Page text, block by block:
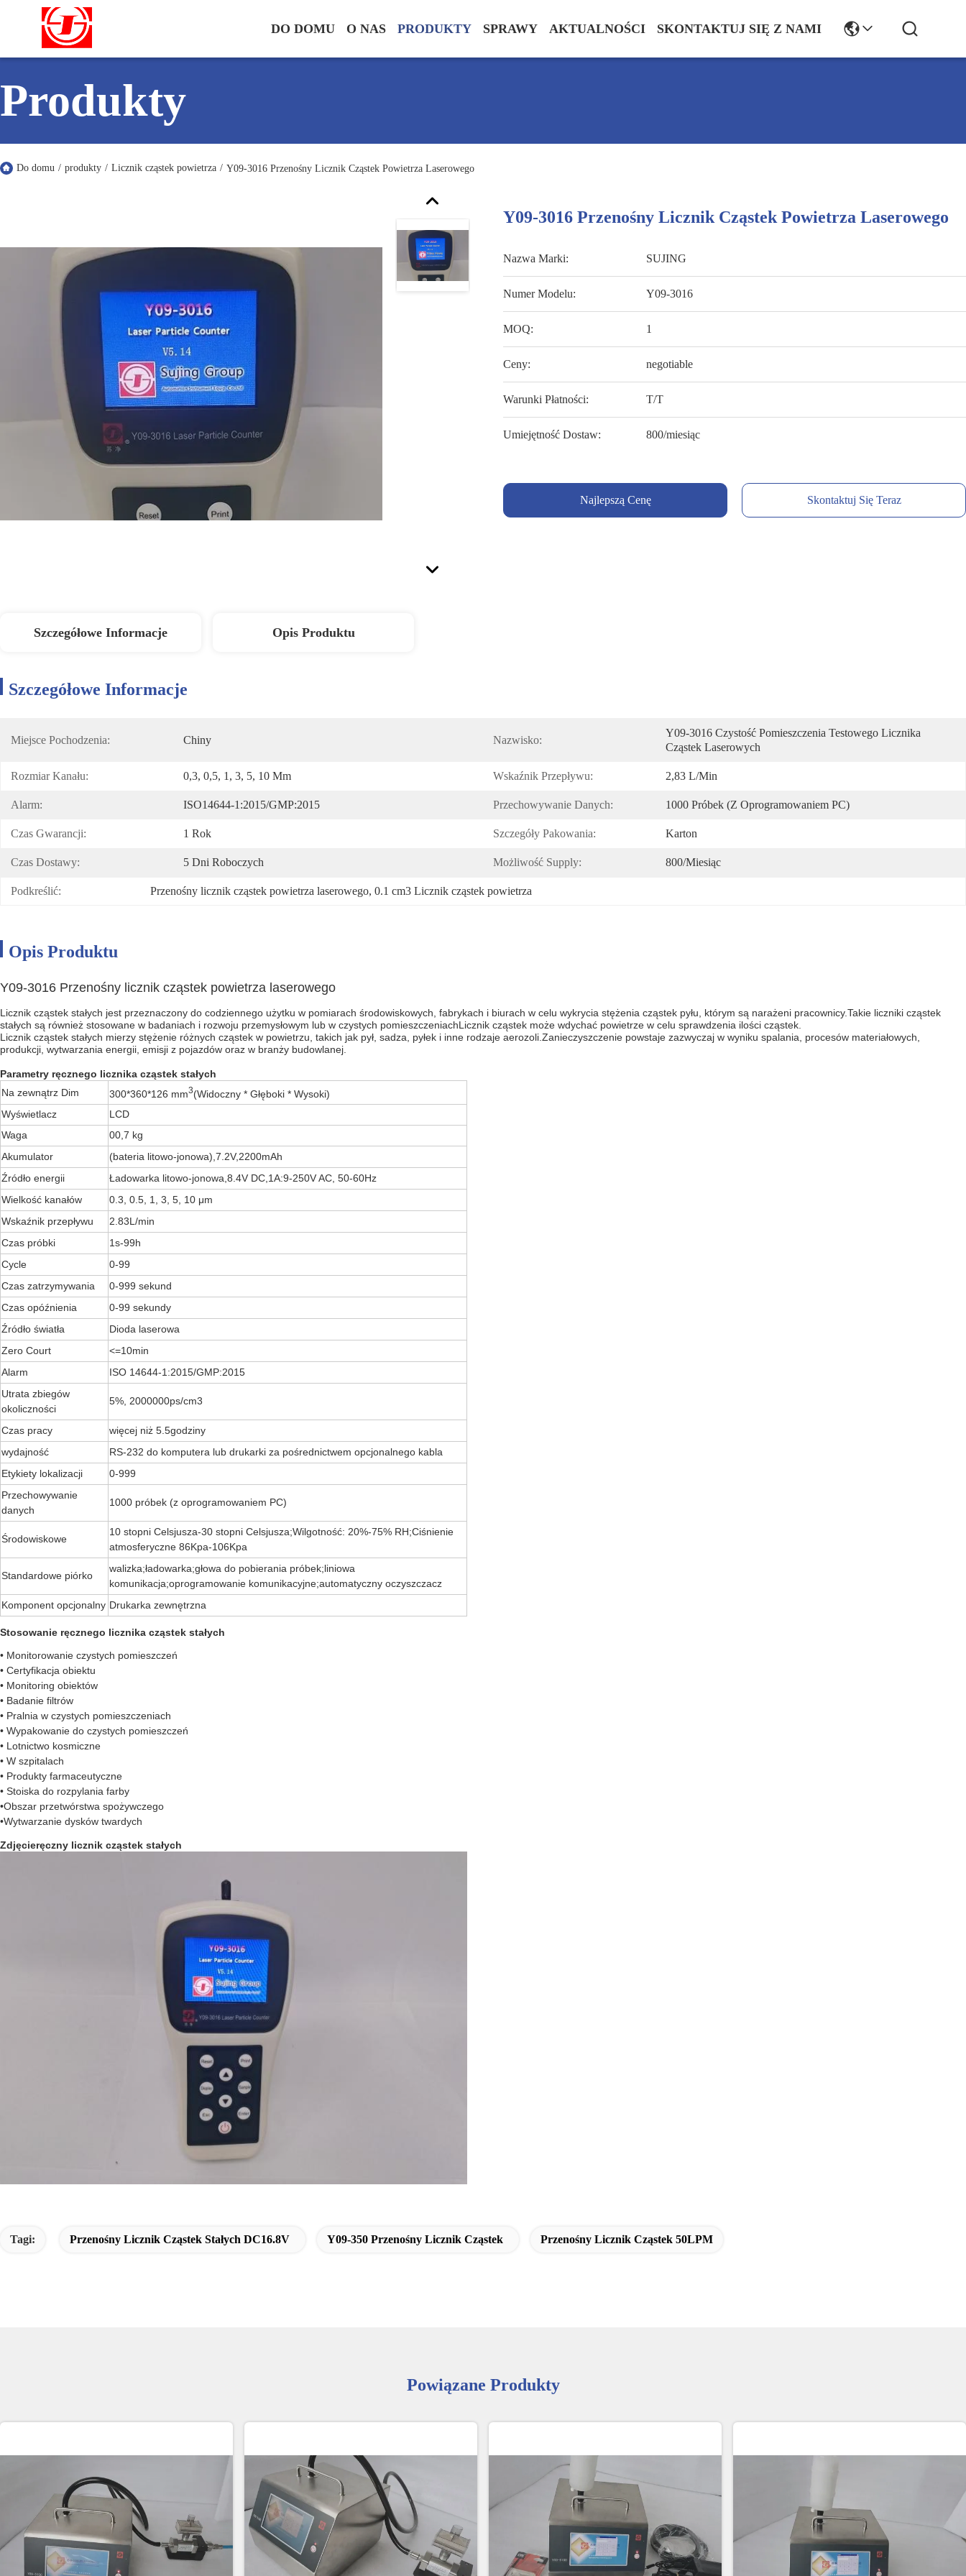
DO DOMU O NAS PRODUKTY SPRAWY AKTUALNOŚCI SKONTAKTUJ SIĘ Z NAMI
Produkty
Do domu / produkty / Licznik cząstek powietrza / Y09-3016 Przenośny Licznik Cząstek Powietrza Laserowego
Y09-3016 Przenośny Licznik Cząstek Powietrza Laserowego
Nazwa Marki: SUJING
Numer Modelu: Y09-3016
MOQ: 1
Ceny: negotiable
Warunki Płatności: T/T
Umiejętność Dostaw: 800/miesiąc
Najlepszą Cenę Skontaktuj Się Teraz
Szczegółowe Informacje Opis Produktu
Szczegółowe Informacje
Miejsce Pochodzenia: Chiny Nazwisko:
Y09-3016 Czystość Pomieszczenia Testowego Licznika
Cząstek Laserowych
Rozmiar Kanału: 0,3, 0,5, 1, 3, 5, 10 Μm Wskaźnik Przepływu: 2,83 L/min
Alarm: ISO14644-1:2015/GMP:2015 Przechowywanie Danych: 1000 Próbek (z Oprogramowaniem PC)
Czas Gwarancji: 1 Rok Szczegóły Pakowania: Karton
Czas Dostawy: 5 Dni Roboczych Możliwość Supply: 800/miesiąc
Podkreślić: Przenośny licznik cząstek powietrza laserowego, 0.1 cm3 Licznik cząstek powietrza
Opis Produktu
Y09-3016 Przenośny licznik cząstek powietrza laserowego
Licznik cząstek stałych jest przeznaczony do codziennego użytku w pomiarach środowiskowych, fabrykach i biurach w celu wykrycia stężenia cząstek pyłu, którym są narażeni pracownicy.Takie liczniki cząstek
stałych są również stosowane w badaniach i rozwoju przemysłowym lub w czystych pomieszczeniachLicznik cząstek może wdychać powietrze w celu sprawdzenia ilości cząstek.
Licznik cząstek stałych mierzy stężenie różnych cząstek w powietrzu, takich jak pył, sadza, pyłek i inne rodzaje aerozoli.Zanieczyszczenie powstaje zazwyczaj w wyniku spalania, procesów materiałowych,
produkcji, wytwarzania energii, emisji z pojazdów oraz w branży budowlanej.
Parametry ręcznego licznika cząstek stałych
Na zewnątrz Dim
300*360*126 mm3(Widoczny * Głęboki * Wysoki)
Wyświetlacz
LCD
Waga
00,7 kg
Akumulator
(bateria litowo-jonowa),7.2V,2200mAh
Źródło energii
Ładowarka litowo-jonowa,8.4V DC,1A:9-250V AC, 50-60Hz
Wielkość kanałów
0.3, 0.5, 1, 3, 5, 10 μm
Wskaźnik przepływu
2.83L/min
Czas próbki
1s-99h
Cycle
0-99
Czas zatrzymywania
0-999 sekund
Czas opóźnienia
0-99 sekundy
Źródło światła
Dioda laserowa
Zero Court
<=10min
Alarm
ISO 14644-1:2015/GMP:2015
Utrata zbiegów
okoliczności
5%, 2000000ps/cm3
Czas pracy więcej niż 5.5godziny
wydajność
RS-232 do komputera lub drukarki za pośrednictwem opcjonalnego kabla
Etykiety lokalizacji
0-999
Przechowywanie
danych
1000 próbek (z oprogramowaniem PC)
Środowiskowe
10 stopni Celsjusza-30 stopni Celsjusza;Wilgotność: 20%-75% RH;Ciśnienie
atmosferyczne 86Kpa-106Kpa
Standardowe piórko
walizka;ładowarka;głowa do pobierania próbek;liniowa
komunikacja;oprogramowanie komunikacyjne;automatyczny oczyszczacz
Komponent opcjonalny Drukarka zewnętrzna
Stosowanie ręcznego licznika cząstek stałych
• Monitorowanie czystych pomieszczeń
• Certyfikacja obiektu
• Monitoring obiektów
• Badanie filtrów
• Pralnia w czystych pomieszczeniach
• Wypakowanie do czystych pomieszczeń
• Lotnictwo kosmiczne
• W szpitalach
• Produkty farmaceutyczne
• Stoiska do rozpylania farby
•Obszar przetwórstwa spożywczego
•Wytwarzanie dysków twardych
Zdjęcieręczny licznik cząstek stałych
Tagi: Przenośny Licznik Cząstek Stałych DC16.8V Y09-350 Przenośny Licznik Cząstek Przenośny Licznik Cząstek 50LPM
Powiązane Produkty